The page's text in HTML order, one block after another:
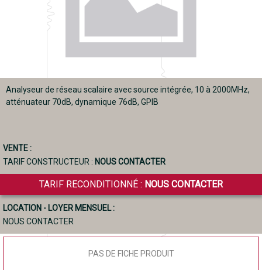
Analyseur de réseau scalaire avec source intégrée, 10 à 2000MHz,
atténuateur 70dB, dynamique 76dB, GPIB
VENTE :
TARIF CONSTRUCTEUR : NOUS CONTACTER
TARIF RECONDITIONNÉ : NOUS CONTACTER
LOCATION - LOYER MENSUEL :
NOUS CONTACTER
PAS DE FICHE PRODUIT